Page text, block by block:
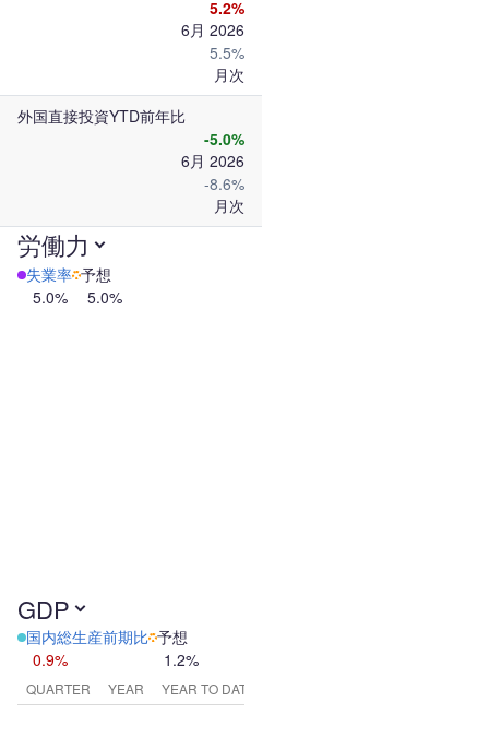
5.2%
6月 2026
5.5%
月次
外国直接投資YTD前年比
-5.0%
6月 2026
-8.6%
月次
労働力
失業率
5.0%
予想
5.0%
GDP
国内総生産前期比
0.9%
予想
1.2%
QUARTER YEAR YEAR TO DATE Y/Y